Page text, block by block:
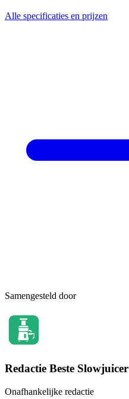
Alle specificaties en prijzen
Samengesteld door
Redactie Beste Slowjuicer
Onafhankelijke redactie